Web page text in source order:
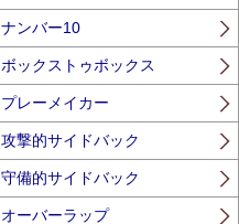
ナンバー10
ボックストゥボックス
プレーメイカー
攻撃的サイドバック
守備的サイドバック
オーバーラップ